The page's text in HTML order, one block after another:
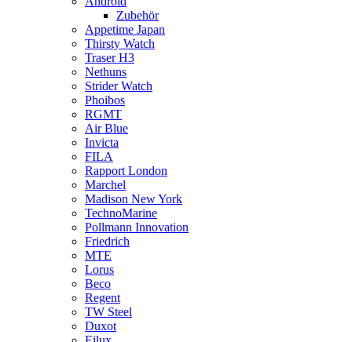
Zubehör
Appetime Japan
Thirsty Watch
Traser H3
Nethuns
Strider Watch
Phoibos
RGMT
Air Blue
Invicta
FILA
Rapport London
Marchel
Madison New York
TechnoMarine
Pollmann Innovation
Friedrich
MTE
Lorus
Beco
Regent
TW Steel
Duxot